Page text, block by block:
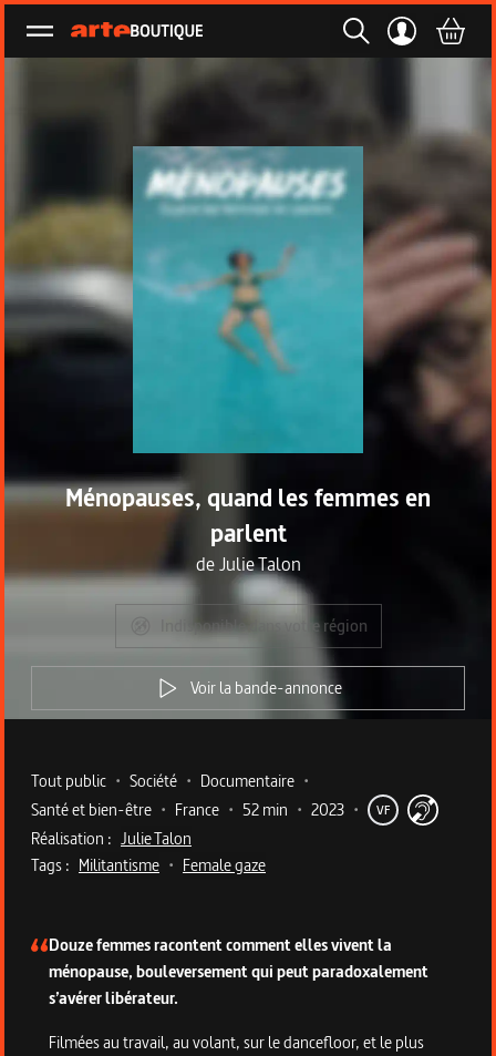
Ouvrir le menu
Ménopauses, quand les femmes en
parlent
deJulie Talon
Indisponible dans votre région
Voir la bande-annonce
Metadata du programme
Tout public • Société • Documentaire •
Santé et bien-être • France • 52 min • 2023 • VF
Réalisation : Julie Talon
Tags : Militantisme • Female gaze
Douze femmes racontent comment elles vivent la
ménopause, bouleversement qui peut paradoxalement
s’avérer libérateur.
Filmées au travail, au volant, sur le dancefloor, et le plus